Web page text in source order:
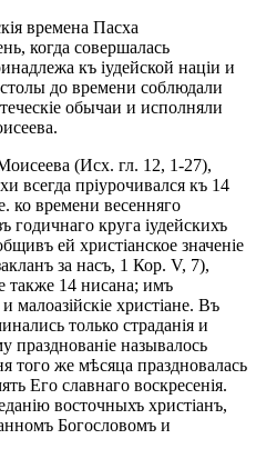
времена Пасха
когда совершалась
къ іудейской націи и
до времени соблюдали
обычаи и исполняли
(Исх. гл. 12, 1-27),
всегда пріурочивался къ 14
ко времени весенняго
годичнаго круга іудейскихъ
ей христіанское значеніе
за насъ, 1 Кор. V, 7),
также 14 нисана; имъ
малоазійскіе христіане. Въ
только страданія и
празднованіе называлось
того же мѣсяца праздновалась
Его славнаго воскресенія.
восточныхъ христіанъ,
Богословомъ и